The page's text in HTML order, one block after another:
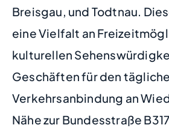
Breisgau, und Todtnau.
eine Vielfalt an
kulturellen
Geschäften für den
Verkehrsanbindung an
Nähe zur Bundesstraße